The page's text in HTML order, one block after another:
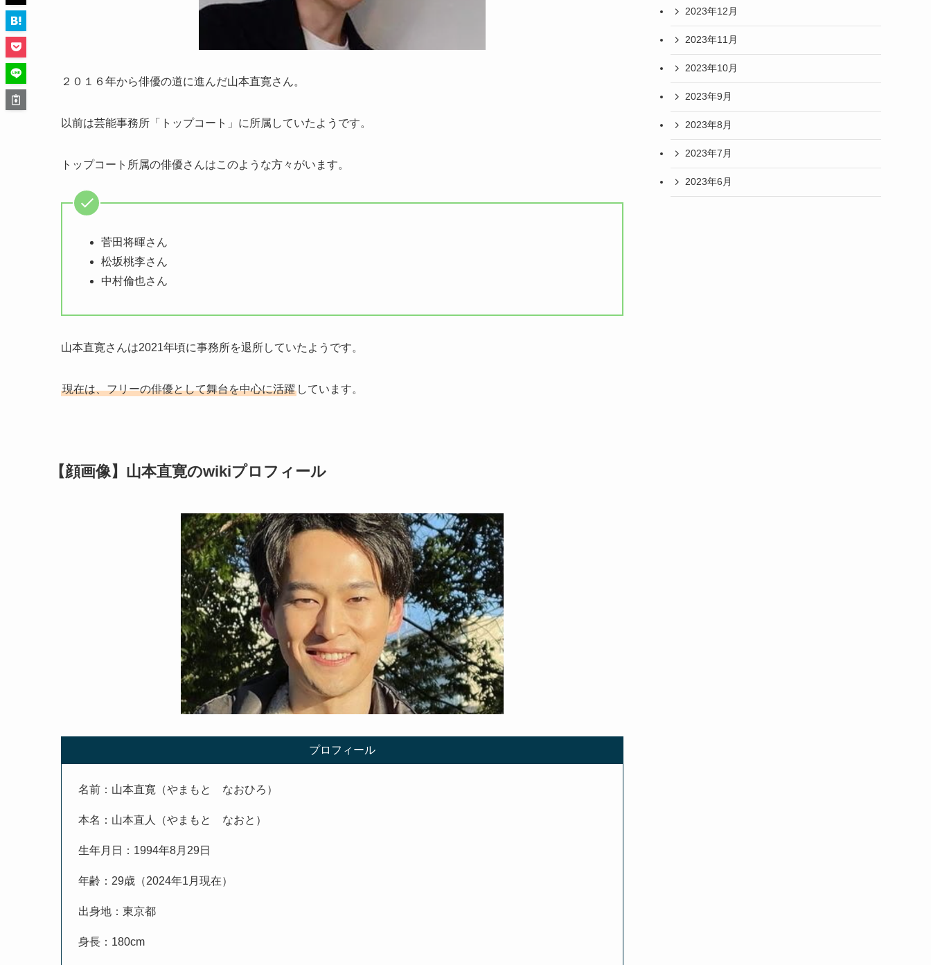
２０１６年から俳優の道に進んだ山本直寛さん。
以前は芸能事務所「トップコート」に所属していたようです。
トップコート所属の俳優さんはこのような方々がいます。
菅田将暉さん
松坂桃李さん
中村倫也さん
山本直寛さんは2021年頃に事務所を退所していたようです。
現在は、フリーの俳優として舞台を中心に活躍 しています。
【顔画像】山本直寛のwikiプロフィール
プロフィール
名前：山本直寛（やまもと なおひろ）
本名：山本直人（やまもと なおと）
生年月日：1994年8月29日
年齢：29歳（2024年1月現在）
出身地：東京都
身長：180cm
2023年12月
2023年11月
2023年10月
2023年9月
2023年8月
2023年7月
2023年6月